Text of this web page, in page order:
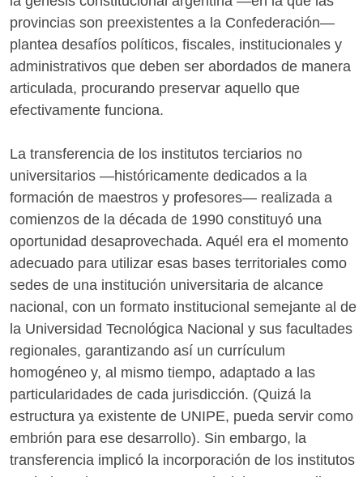
provincias son preexistentes a la Confederación—
plantea desafíos políticos, fiscales, institucionales y
administrativos que deben ser abordados de manera
articulada, procurando preservar aquello que
efectivamente funciona.
La transferencia de los institutos terciarios no
universitarios —históricamente dedicados a la
formación de maestros y profesores— realizada a
comienzos de la década de 1990 constituyó una
oportunidad desaprovechada. Aquél era el momento
adecuado para utilizar esas bases territoriales como
sedes de una institución universitaria de alcance
nacional, con un formato institucional semejante al de
la Universidad Tecnológica Nacional y sus facultades
regionales, garantizando así un currículum
homogéneo y, al mismo tiempo, adaptado a las
particularidades de cada jurisdicción. (Quizá la
estructura ya existente de UNIPE, pueda servir como
embrión para ese desarrollo). Sin embargo, la
transferencia implicó la incorporación de los institutos